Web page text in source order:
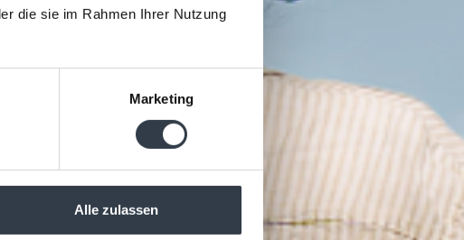
die sie im Rahmen Ihrer Nutzung
Marketing
Alle zulassen